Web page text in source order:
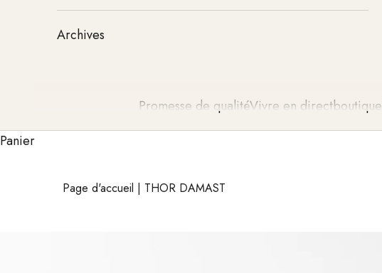
Promesse de qualitéVivre en directboutique
Archives
Panier
Page d'accueil | THOR DAMAST